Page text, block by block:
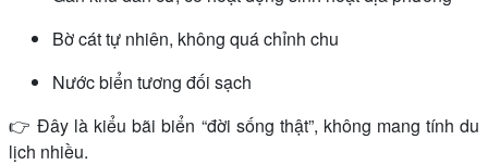
Bờ cát tự nhiên, không quá chỉnh chu
Nước biển tương đối sạch
👉 Đây là kiểu bãi biển “đời sống thật”, không mang tính du
lịch nhiều.